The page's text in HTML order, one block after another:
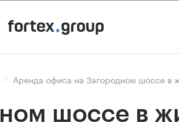
Аренда офиса на Загородном шоссе в
шоссе в